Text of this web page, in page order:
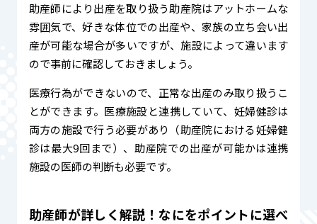
助産師により出産を取り扱う助産院はアットホームな
雰囲気で、好きな体位での出産や、家族の立ち会い出
産が可能な場合が多いですが、施設によって違います
ので事前に確認しておきましょう。
医療行為ができないので、正常な出産のみ取り扱うこ
とができます。医療施設と連携していて、妊婦健診は
両方の施設で行う必要があり（助産院における妊婦健
診は最大9回まで）、助産院での出産が可能かは連携
施設の医師の判断も必要です。
助産師が詳しく解説！なにをポイントに選べ